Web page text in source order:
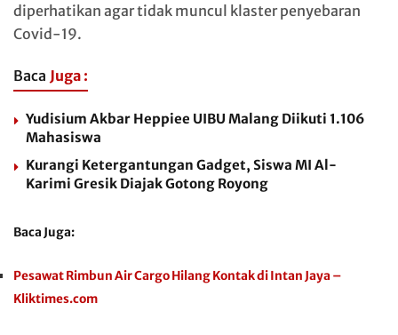
diperhatikan agar tidak muncul klaster penyebaran
Covid-19.
Baca Juga :
Yudisium Akbar Heppiee UIBU Malang Diikuti 1.106
Mahasiswa
Kurangi Ketergantungan Gadget, Siswa MI Al-
Karimi Gresik Diajak Gotong Royong
Baca Juga:
Pesawat Rimbun Air Cargo Hilang Kontak di Intan Jaya –
Kliktimes.com